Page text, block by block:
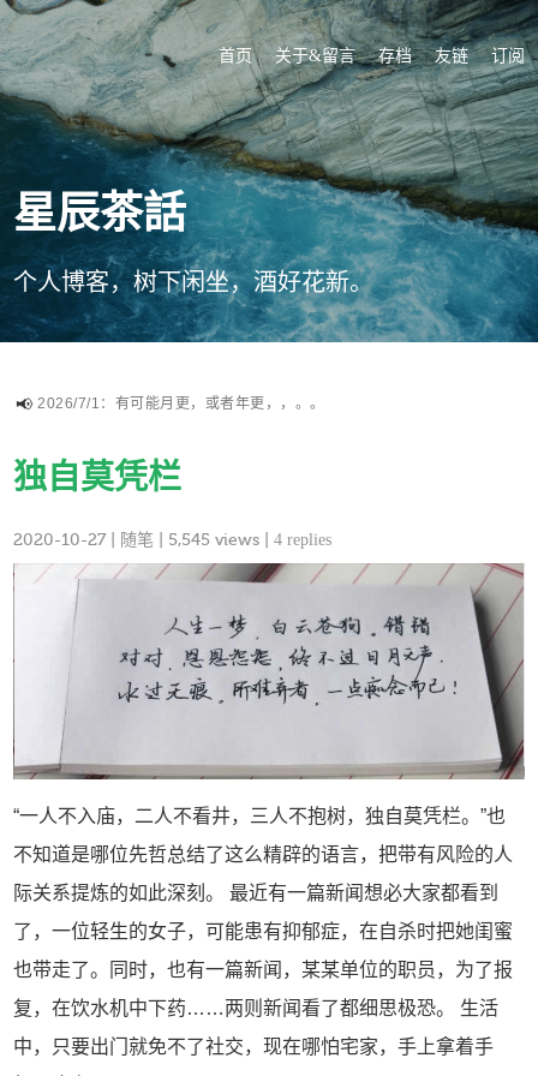
首页 关于&留言 存档 友链 订阅
星辰茶話
个人博客，树下闲坐，酒好花新。
2026/7/1：有可能月更，或者年更，，。。
独自莫凭栏
2020-10-27 随笔 | 5,545 views |4 replies
“一人不入庙，二人不看井，三人不抱树，独自莫凭栏。”也
不知道是哪位先哲总结了这么精辟的语言，把带有风险的人
际关系提炼的如此深刻。 最近有一篇新闻想必大家都看到
了，一位轻生的女子，可能患有抑郁症，在自杀时把她闺蜜
也带走了。同时，也有一篇新闻，某某单位的职员，为了报
复，在饮水机中下药……两则新闻看了都细思极恐。 生活
中，只要出门就免不了社交，现在哪怕宅家，手上拿着手